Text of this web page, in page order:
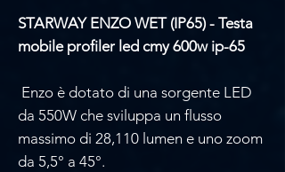
STARWAY ENZO WET (IP65) - Testa
mobile profiler led cmy 600w ip-65
Enzo è dotato di una sorgente LED
da 550W che sviluppa un flusso
massimo di 28,110 lumen e uno zoom
da 5,5° a 45°.